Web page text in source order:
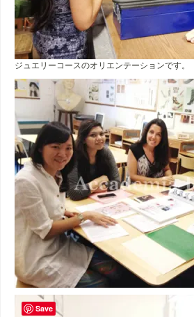
ジュエリーコースのオリエンテーションです。
Save